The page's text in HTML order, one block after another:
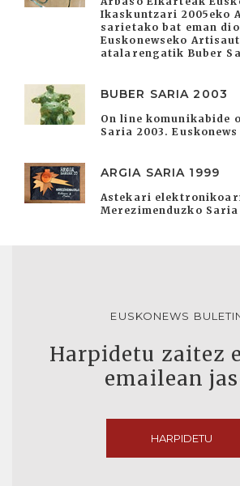
Ikaskuntzari 2005eko
sarietako bat eman dio
Euskonewseko
atalarengatik Buber
BUBER SARIA 2003
On line komunikabide
Saria 2003. Euskonews
ARGIA SARIA 1999
Astekari
Merezimenduzko Saria
EUSKONEWS
Harpidetu zaitez
emailean
HARPIDETU